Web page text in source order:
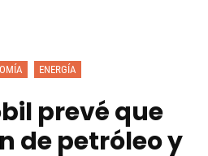
ENERGÍA
prevé que
de petróleo y